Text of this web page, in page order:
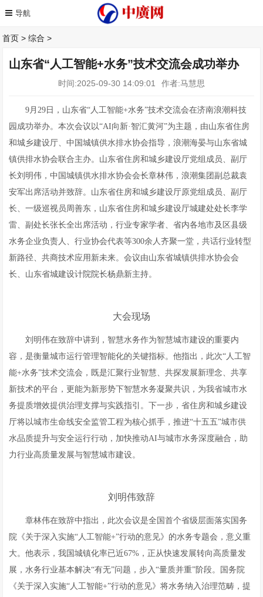
首页 >综合 >
山东省“人工智能+水务”技术交流会成功举办
时间:2025-09-30 14:09:01 作者:马慧思
9月29日，山东省“人工智能+水务”技术交流会在济南浪潮科技
园成功举办。本次会议以“AI向新·智汇黄河”为主题，由山东省住房
和城乡建设厅、中国城镇供水排水协会指导，浪潮海晏与山东省城
镇供排水协会联合主办。山东省住房和城乡建设厅党组成员、副厅
长刘明伟，中国城镇供水排水协会会长章林伟，浪潮集团副总裁袁
安军出席活动并致辞。山东省住房和城乡建设厅原党组成员、副厅
长、一级巡视员周善东，山东省住房和城乡建设厅城建处处长李学
雷、副处长张长全出席活动，行业专家学者、省内各地市及区县级
水务企业负责人、行业协会代表等300余人齐聚一堂，共话行业转型
新路径、共商技术应用新未来。会议由山东省城镇供排水协会会
长、山东省城建设计院院长杨鼎新主持。
大会现场
刘明伟在致辞中讲到，智慧水务作为智慧城市建设的重要内
容，是衡量城市运行管理智能化的关键指标。他指出，此次“人工智
能+水务”技术交流会，既是汇聚行业智慧、共探发展新理念、共享
新技术的平台，更能为新形势下智慧水务凝聚共识，为我省城市水
务提质增效提供治理支撑与实践指引。下一步，省住房和城乡建设
厅将以城市生命线安全监管工程为核心抓手，推进“十五五”城市供
水品质提升与安全运行行动，加快推动AI与城市水务深度融合，助
力行业高质量发展与智慧城市建设。
刘明伟致辞
章林伟在致辞中指出，此次会议是全国首个省级层面落实国务
院《关于深入实施“人工智能+”行动的意见》的水务专题会，意义重
大。他表示，我国城镇化率已近67%，正从快速发展转向高质量发
展，水务行业基本解决“有无”问题，步入“量质并重”阶段。国务院
《关于深入实施“人工智能+”行动的意见》将水务纳入治理范畴，提